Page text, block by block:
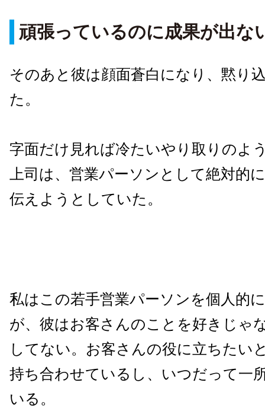
頑張っているのに成果が出な
そのあと彼は顔面蒼白になり、黙り
た。
字面だけ見れば冷たいやり取りのよ
上司は、営業パーソンとして絶対的
伝えようとしていた。
私はこの若手営業パーソンを個人的
が、彼はお客さんのことを好きじゃ
してない。お客さんの役に立ちたい
持ち合わせているし、いつだって一
いる。